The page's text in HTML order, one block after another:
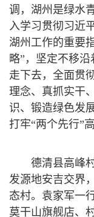
调，湖州是绿水
入学习贯彻习近
湖州工作的重要
略”，坚定不移
走下去，全面贯
理念、真抓实干
识、锻造绿色发
打牢“两个先行”
德清县高峰
发源地安吉交界
态村。袁家军一
莫干山旗舰店、